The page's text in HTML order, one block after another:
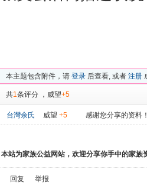
本主题包含附件，请 登录 后查看, 或者 注册
共1条评分 ， 威望+5
台灣余氏 威望 +5 感谢您分享的资料
本站为家族公益网站，欢迎分享你手中的家
回复 举报